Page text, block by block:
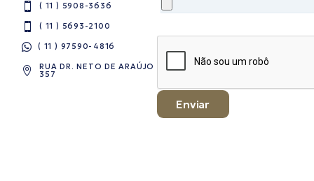
( 11 ) 5908-3636
( 11 ) 5693-2100
( 11 ) 97590-4816​
RUA DR. NETO DE ARAÚJO
357
Enviar